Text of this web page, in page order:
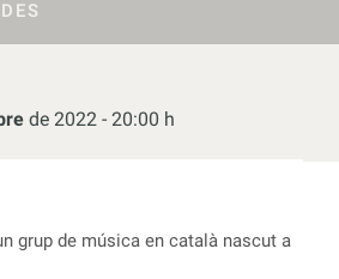
de 2022 - 20:00 h
grup de música en català nascut a